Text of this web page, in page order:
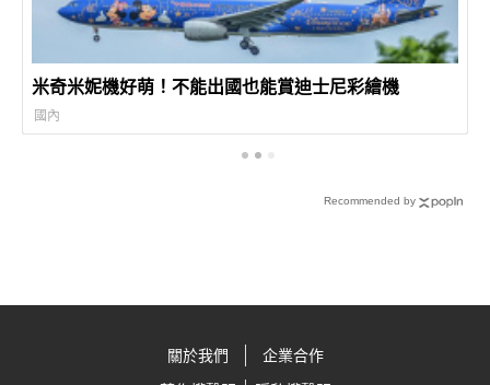
米奇米妮機好萌！不能出國也能賞迪士尼彩繪機
國內
Recommended by
關於我們
企業合作